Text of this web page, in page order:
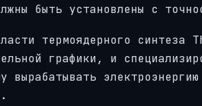
быть установлены с
термоядерного
графики, и
вырабатывать